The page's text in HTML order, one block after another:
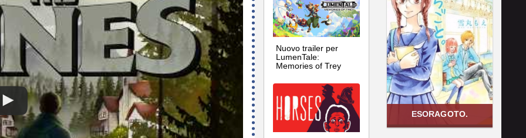
Nuovo trailer per
LumenTale:
Memories of Trey
ESORAGOTO.